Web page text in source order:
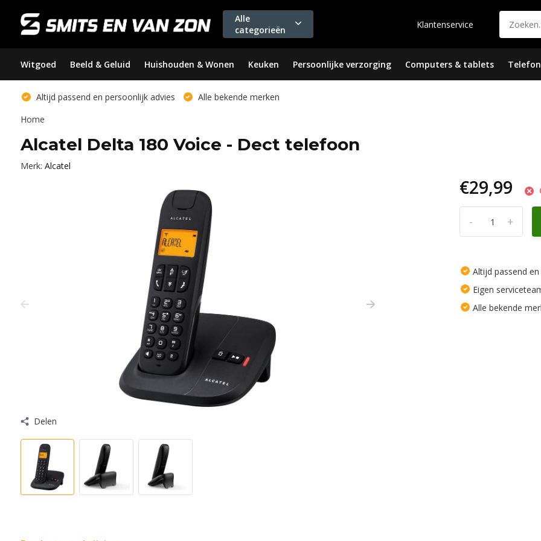
Alle
categorieën
Klantenservice
Witgoed Beeld & Geluid Huishouden & Wonen Keuken Persoonlijke verzorging Computers & tablets
Altijd passend en persoonlijk advies
Alle bekende merken
Home
Alcatel Delta 180 Voice - Dect telefoon
Merk: Alcatel
Delen
€29,99
+
-
Altijd passend
Eigen
Alle bekende